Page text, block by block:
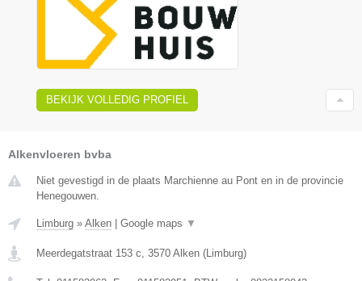
BEKIJK VOLLEDIG PROFIEL
Alkenvloeren bvba
Niet gevestigd in de plaats Marchienne au Pont en in de provincie
Henegouwen.
Limburg » Alken Google maps ▼
Meerdegatstraat 153 c, 3570 Alken (Limburg)